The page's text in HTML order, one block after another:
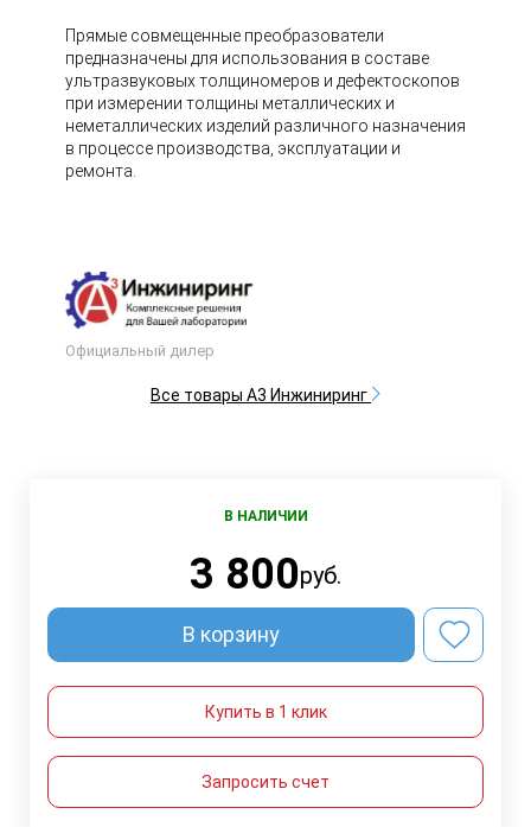
Прямые совмещенные преобразователи
предназначены для использования в составе
ультразвуковых толщиномеров и дефектоскопов
при измерении толщины металлических и
неметаллических изделий различного назначения
в процессе производства, эксплуатации и
ремонта.
Официальный дилер
Все товары А3 Инжиниринг
В НАЛИЧИИ
3 800руб.
В корзину
Купить в 1 клик
Запросить счет